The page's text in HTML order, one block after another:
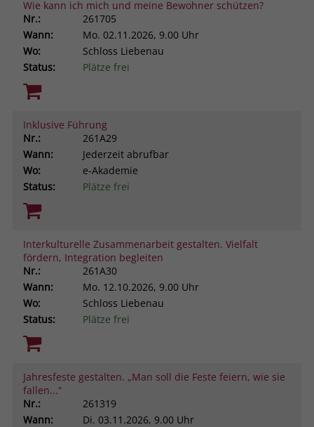
Wie kann ich mich und meine Bewohner schützen?
Nr.:
261705
Wann:
Mo. 02.11.2026, 9.00 Uhr
Wo:
Schloss Liebenau
Status:
Plätze frei
Inklusive Führung
Nr.:
261A29
Wann:
Jederzeit abrufbar
Wo:
e-Akademie
Status:
Plätze frei
Interkulturelle Zusammenarbeit gestalten. Vielfalt
fördern, Integration begleiten
Nr.:
261A30
Wann:
Mo. 12.10.2026, 9.00 Uhr
Wo:
Schloss Liebenau
Status:
Plätze frei
Jahresfeste gestalten. „Man soll die Feste feiern, wie sie
fallen...“
Nr.:
261319
Wann:
Di. 03.11.2026, 9.00 Uhr